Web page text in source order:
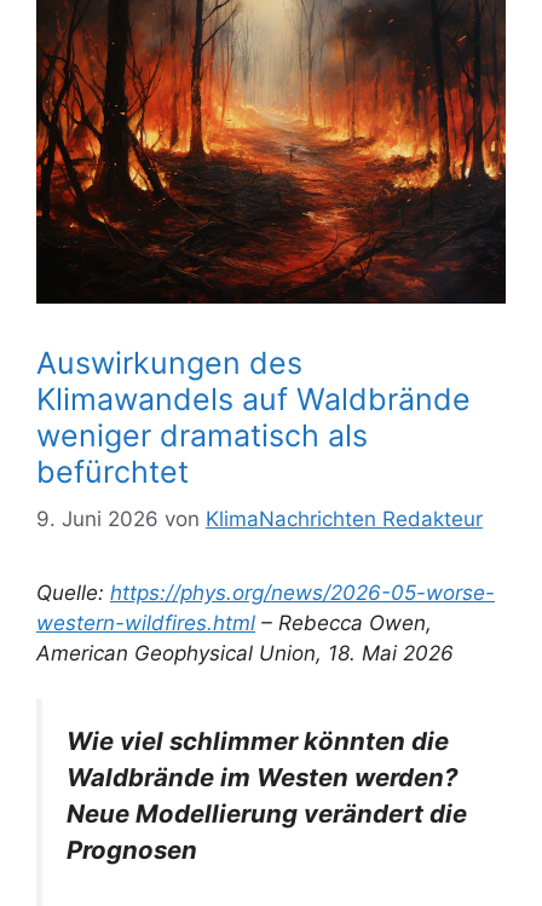
Auswirkungen des
Klimawandels auf Waldbrände
weniger dramatisch als
befürchtet
9. Juni 2026 von KlimaNachrichten Redakteur
Quelle: https://phys.org/news/2026-05-worse-
western-wildfires.html – Rebecca Owen,
American Geophysical Union, 18. Mai 2026
Wie viel schlimmer könnten die
Waldbrände im Westen werden?
Neue Modellierung verändert die
Prognosen